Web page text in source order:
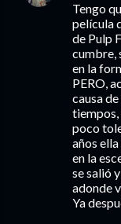
Tengo
película
de Pulp
cumbre,
en la
PERO,
causa
tiempos,
poco
años
en la
se salió
adonde
Ya